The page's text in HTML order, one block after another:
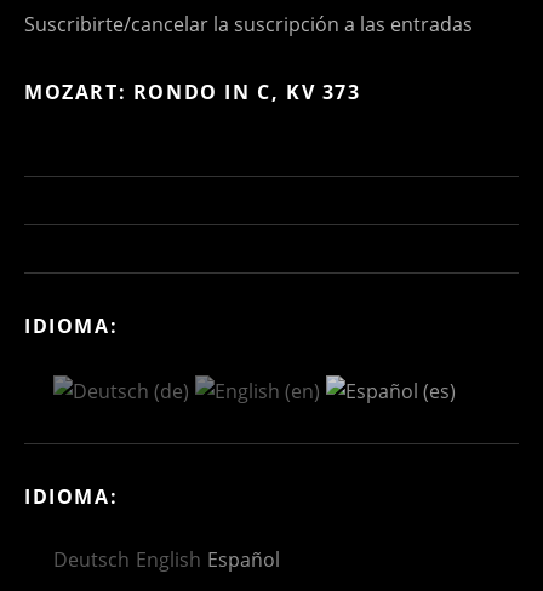
Suscribirte/cancelar la suscripción a las entradas
MOZART: RONDO IN C, KV 373
IDIOMA:
IDIOMA:
Deutsch English Español